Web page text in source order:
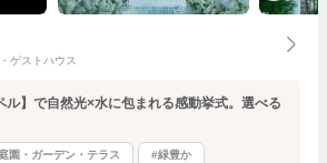
ゲストハウス
ル】で自然光×水に包まれる感動挙式。選べる
園・ガーデン・テラス #緑豊か